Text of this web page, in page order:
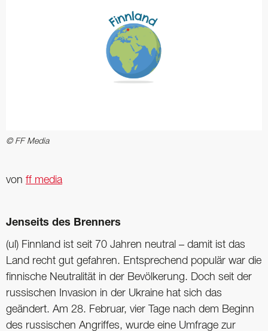
© FF Media
von ff media
Jenseits des Brenners
(ul) Finnland ist seit 70 Jahren neutral – damit ist das
Land recht gut gefahren. Entsprechend populär war die
finnische Neutralität in der Bevölkerung. Doch seit der
russischen Invasion in der Ukraine hat sich das
geändert. Am 28. Februar, vier Tage nach dem Beginn
des russischen Angriffes, wurde eine Umfrage zur